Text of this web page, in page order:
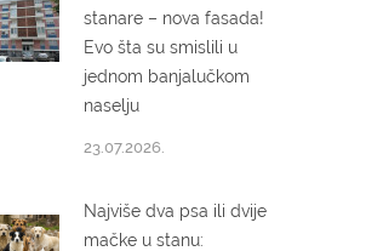
stanare – nova fasada!
Evo šta su smislili u
jednom banjalučkom
naselju
23.07.2026.
Najviše dva psa ili dvije
mačke u stanu: